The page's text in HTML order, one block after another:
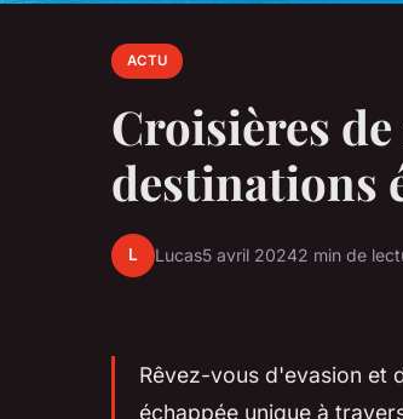
ACTU
Croisières
destinations
L Lucas5 avril 20242 min de
Rêvez-vous d'evasion et
échappée unique à